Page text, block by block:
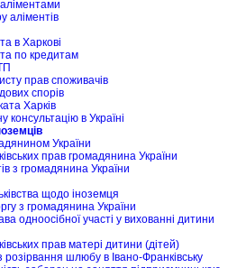
аліментів
в Харкові
по кредитам
прав споживачів
спорів
Харків
в Україні
України
прав громадянина України
з громадянина України
щодо іноземця
з громадянина України
одноосібної участі у вихованні дитини
прав матері дитини (дітей)
розірвання шлюбу в Івано-Франківську